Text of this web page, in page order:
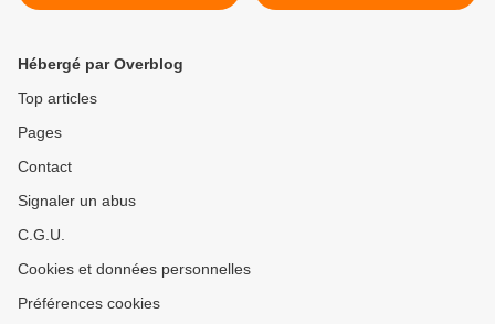
Hébergé par Overblog
Top articles
Pages
Contact
Signaler un abus
C.G.U.
Cookies et données personnelles
Préférences cookies